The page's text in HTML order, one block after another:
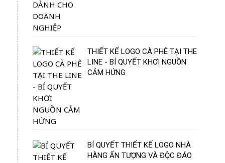
THIẾT KẾ LOGO CÀ PHÊ TẠI THE
LINE - BÍ QUYẾT KHƠI NGUỒN
CẢM HỨNG
BÍ QUYẾT THIẾT KẾ LOGO NHÀ
HÀNG ẤN TƯỢNG VÀ ĐỘC ĐÁO